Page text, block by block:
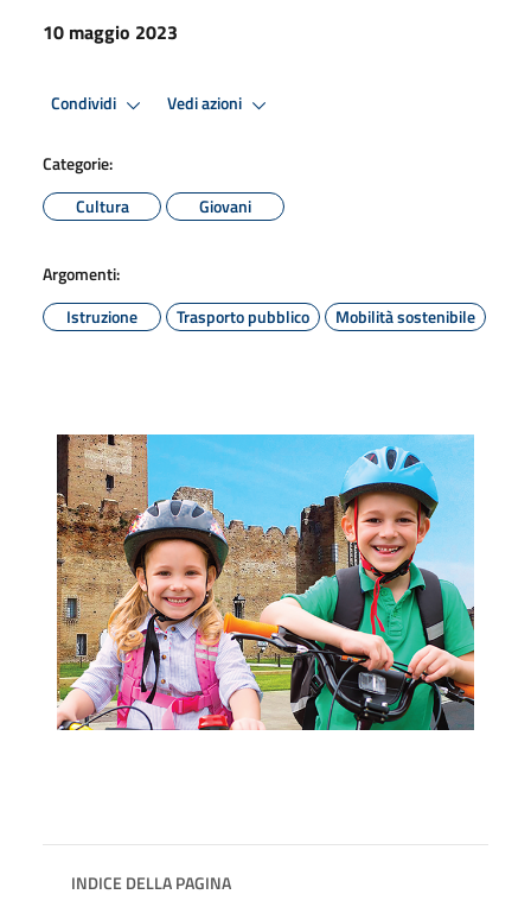
10 maggio 2023
Condividi Vedi azioni
Categorie:
Cultura
Giovani
Argomenti:
Istruzione
Trasporto pubblico Mobilità sostenibile
INDICE DELLA PAGINA